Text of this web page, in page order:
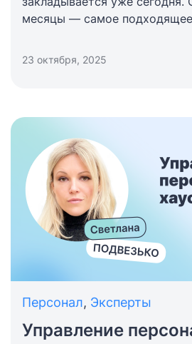
месяцы — самое
продаж, которая позволит не
сезон, максимизировать
23 октября, 2025
Персонал, Эксперты
Управление